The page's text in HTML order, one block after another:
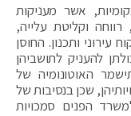
255 רשויות מקומיות, אשר מעניקות
רווחה וקליטת עלייה,
עירוני ותכנון. החוסן
להעניק לתושביהן
האוטונומיה של
שכן בנסיבות של
הפנים סמכויות